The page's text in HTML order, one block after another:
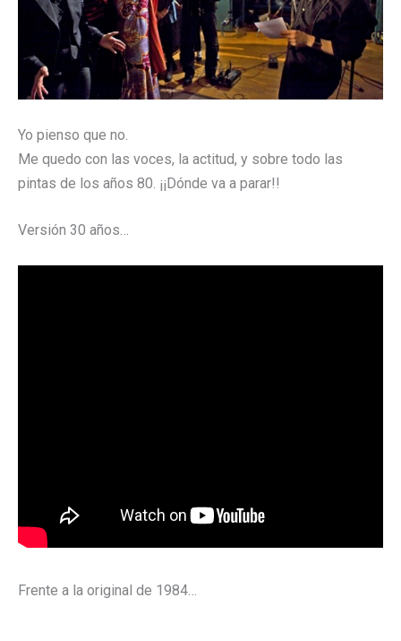
Yo pienso que no.
Me quedo con las voces, la actitud, y sobre todo las
pintas de los años 80. ¡¡Dónde va a parar!!
Versión 30 años…
Frente a la original de 1984…